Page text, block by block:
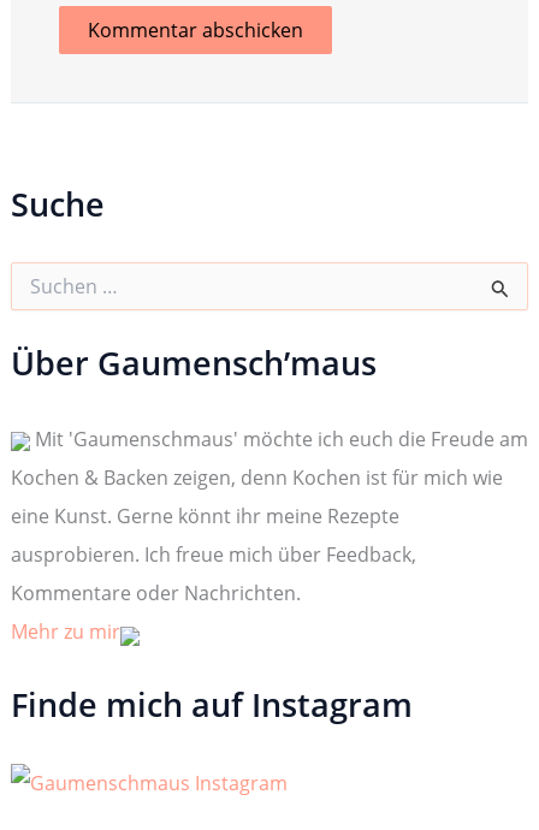
Suche
h
e
a
h
:
Über Gaumensch’maus
Mit 'Gaumenschmaus' möchte ich euch die Freude am
Kochen & Backen zeigen, denn Kochen ist für mich wie
eine Kunst. Gerne könnt ihr meine Rezepte
ausprobieren. Ich freue mich über Feedback,
Kommentare oder Nachrichten.
Mehr zu mir
Finde mich auf Instagram